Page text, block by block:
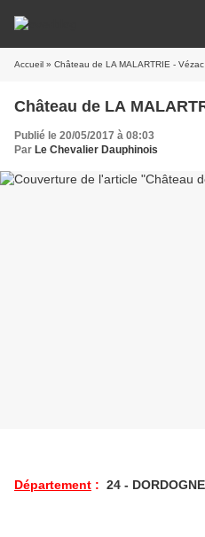
Accueil » Château de LA MALARTRIE - Vézac
Château de LA
Publié le 20/05/2017 à 08:03
Par Le Chevalier Dauphinois
Département : 24 - DORDOGNE